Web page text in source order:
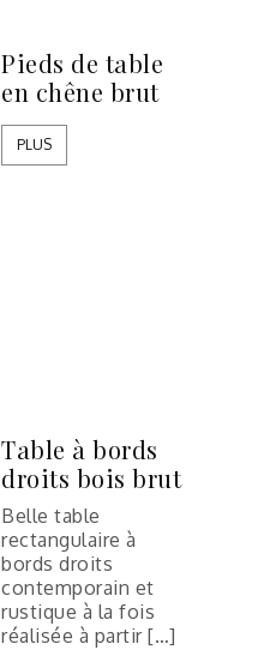
Pieds de table
en chêne brut
PLUS
Table à bords
droits bois brut
Belle table
rectangulaire à
bords droits
contemporain et
rustique à la fois
réalisée à partir […]